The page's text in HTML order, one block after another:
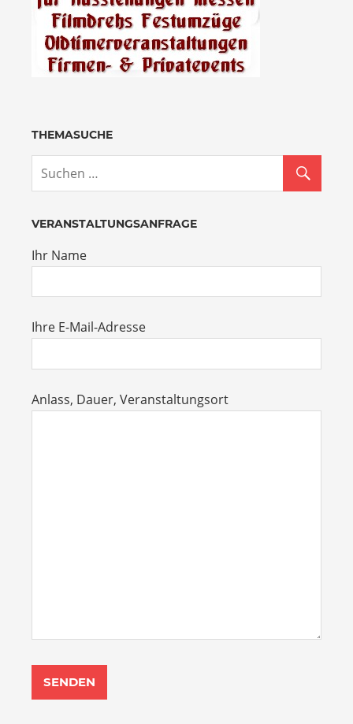
THEMASUCHE
VERANSTALTUNGSANFRAGE
Ihr Name
Ihre E-Mail-Adresse
Anlass, Dauer, Veranstaltungsort